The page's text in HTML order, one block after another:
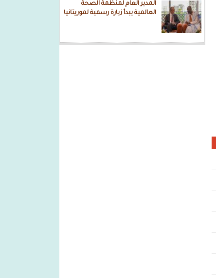
المدير العام لمنظمة الصحة
العالمية يبدأ زيارة رسمية لموريتانيا